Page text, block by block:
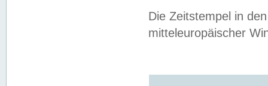
Die Zeitstempel in
mitteleuropäischer